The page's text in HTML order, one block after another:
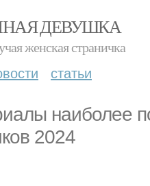
ДЕВУШКА
женская страничка
статьи
наиболее
2024